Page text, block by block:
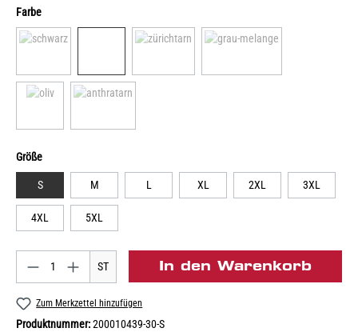
Farbe
Größe
S M L XL 2XL 3XL
4XL 5XL
ST In den Warenkorb
Zum Merkzettel hinzufügen
Produktnummer:200010439-30-S